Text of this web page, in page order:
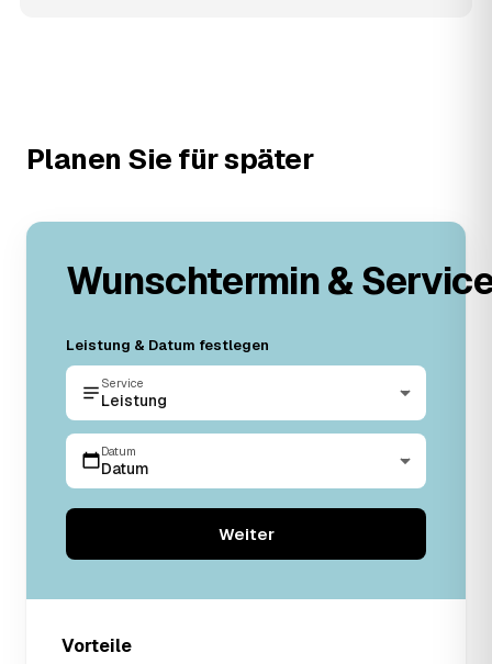
Planen Sie für später
Wunschtermin &
Leistung & Datum festlegen
Service
Leistung
Datum
Datum
Weiter
Vorteile